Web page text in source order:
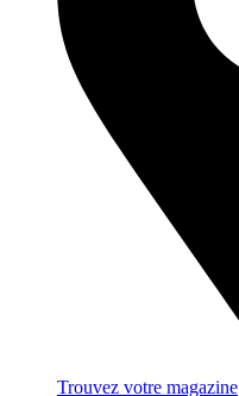
Trouvez votre magazine